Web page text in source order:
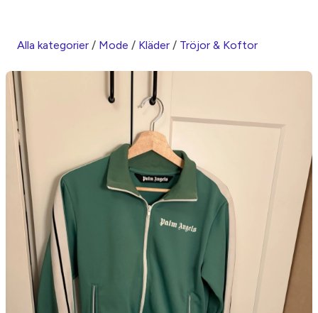
Alla kategorier / Mode / Kläder / Tröjor & Koftor